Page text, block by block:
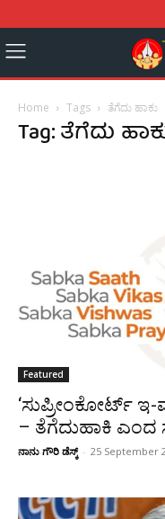
Home Tags ತೆಗೆದು ಹಾಕು
Tag: ತೆಗೆದು
Featured
‘ಸುಪ್ರೀಂಕೋರ್ಟ್‌
– ತೆಗೆದುಹಾಕಿ ಎಂದ
ನಾನು ಗೌರಿ ಡೆಸ್ಕ್ - 25 September